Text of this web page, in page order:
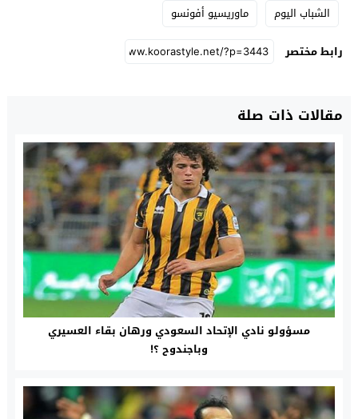
الشباب اليوم
ماوريسيو أفونسو
رابط مختصر
مقالات ذات صلة
مسؤولو نادي الإتحاد السعودي ورهان بقاء العسيري
وباجندوح ؟!